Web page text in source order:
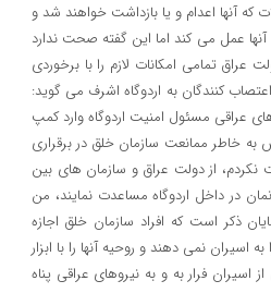
که آنها اعدام و یا بازداشت خواهند شد و
عمل می کند اما این گفته صحت ندارد
عراق تمامی امکانات لازم را با برخوردی
کنندگان به اردوگاه اشرف می گوید:
عراقی مسئول امنیت اردوگاه وارد کمپ
است که زهرا کعبی (65 ساله) گفت: از 25 سال پیش به خاطر ممانعت سازمان خلق در برقراری
نکردم، از دولت عراق و سازمان های بین
در داخل اردوگاه مساعدت نمایند، من
ذکر است که افراد سازمان خلق اجازه
نمی دهند و روحیه آنها را با ابزار
فرار به و به نیروهای عراقی پناه